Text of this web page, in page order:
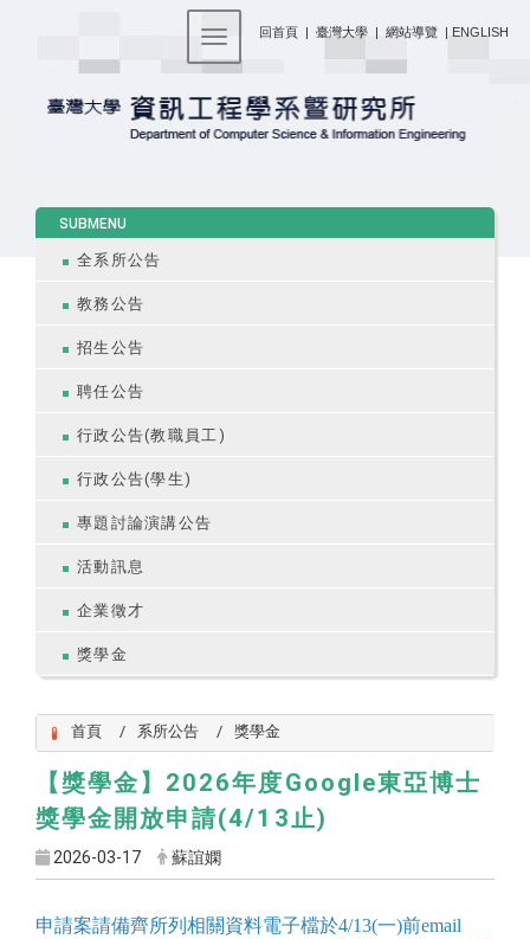
回首頁 | 臺灣大學 | 網站導覽 | ENGLISH
Toggle navigation
SUBMENU
全系所公告
教務公告
招生公告
聘任公告
行政公告(教職員工)
行政公告(學生)
專題討論演講公告
活動訊息
企業徵才
獎學金
首頁 系所公告 獎學金
【獎學金】2026年度Google東亞博士
獎學金開放申請(4/13止)
2026-03-17 蘇誼嫻
申請案請備齊所列相關資料電子檔於4/13(一)前email